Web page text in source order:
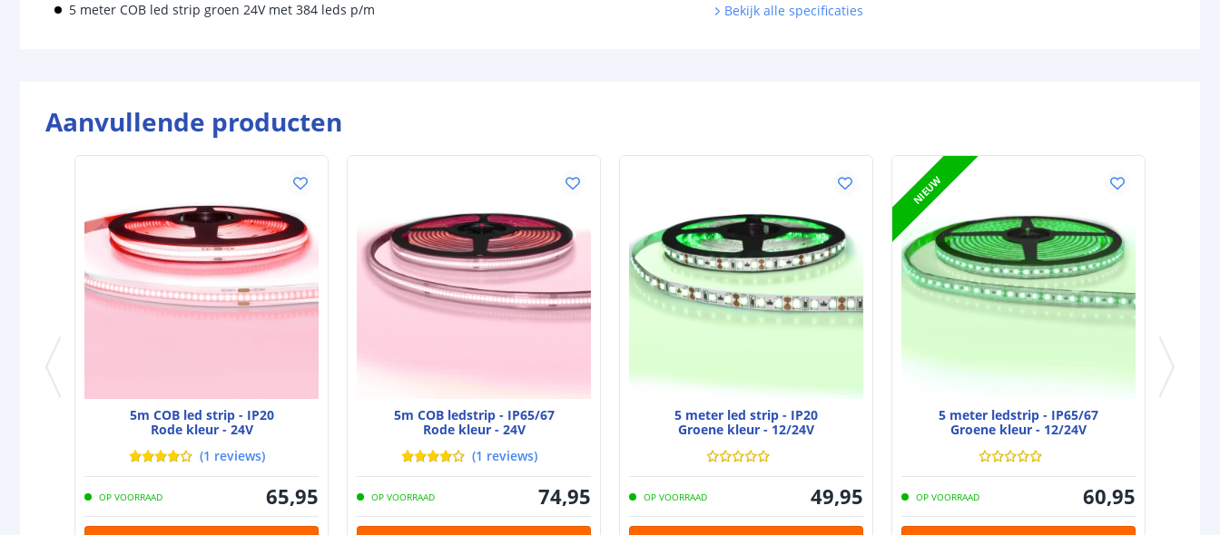
5 meter COB led strip groen 24V met 384 leds p/m
bescherming (IP65/67)
Dikte led strip
3 mm
Certificering
CE,RoHS
Technische tekeningen
IP20
Bekijk alle specificaties
Aanvullende producten
5m COB led strip - IP20
Rode kleur - 24V
(1 reviews)
OP VOORRAAD 65,95
5m COB ledstrip - IP65/67
Rode kleur - 24V
(1 reviews)
OP VOORRAAD 74,95
5 meter led strip - IP20
Groene kleur - 12/24V
OP VOORRAAD 49,95
NIEUW
5 meter ledstrip - IP65/67
Groene kleur - 12/24V
OP VOORRAAD 60,95